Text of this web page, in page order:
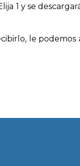
1 y se
le podemos